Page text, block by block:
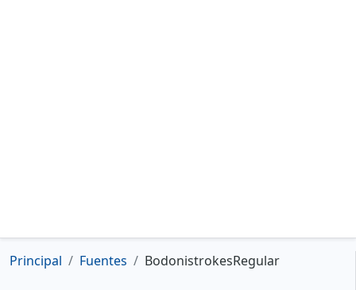
Principal Fuentes BodonistrokesRegular